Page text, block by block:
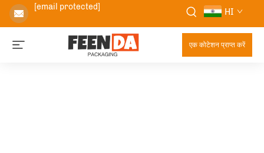
[email protected] HI
एक कोटेशन प्राप्त करें